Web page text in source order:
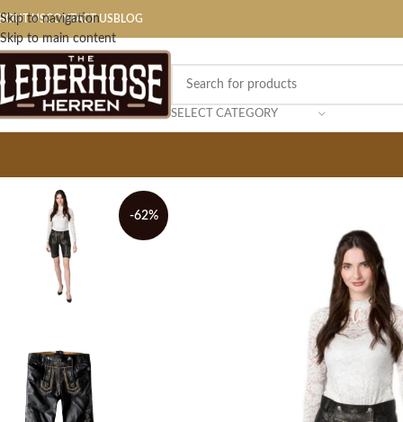
Skip to navigation
Skip to main content
USCONTACT US BLOG
SELECT CATEGORY
-62%